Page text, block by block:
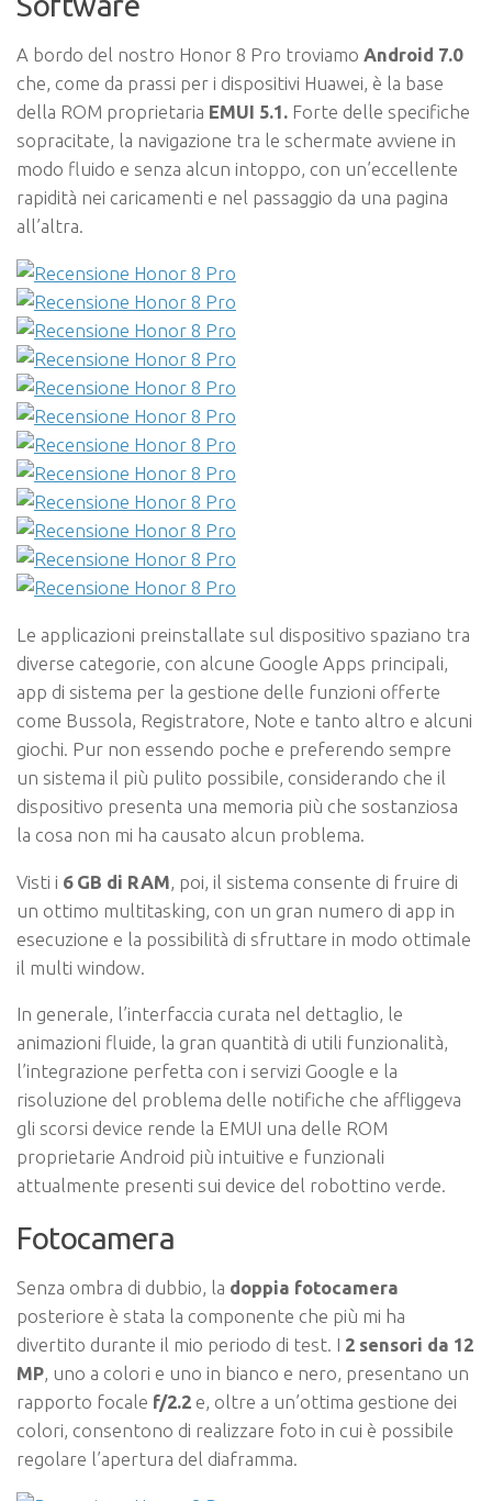
A bordo del nostro Honor 8 Pro troviamo Android 7.0
che, come da prassi per i dispositivi Huawei, è la base
della ROM proprietaria EMUI 5.1. Forte delle specifiche
sopracitate, la navigazione tra le schermate avviene in
modo fluido e senza alcun intoppo, con un’eccellente
rapidità nei caricamenti e nel passaggio da una pagina
all’altra.
Le applicazioni preinstallate sul dispositivo spaziano tra
diverse categorie, con alcune Google Apps principali,
app di sistema per la gestione delle funzioni offerte
come Bussola, Registratore, Note e tanto altro e alcuni
giochi. Pur non essendo poche e preferendo sempre
un sistema il più pulito possibile, considerando che il
dispositivo presenta una memoria più che sostanziosa
la cosa non mi ha causato alcun problema.
Visti i 6 GB di RAM , poi, il sistema consente di fruire di
un ottimo multitasking, con un gran numero di app in
esecuzione e la possibilità di sfruttare in modo ottimale
il multi window.
In generale, l’interfaccia curata nel dettaglio, le
animazioni fluide, la gran quantità di utili funzionalità,
l’integrazione perfetta con i servizi Google e la
risoluzione del problema delle notifiche che affliggeva
gli scorsi device rende la EMUI una delle ROM
proprietarie Android più intuitive e funzionali
attualmente presenti sui device del robottino verde.
Fotocamera
Senza ombra di dubbio, la doppia fotocamera
posteriore è stata la componente che più mi ha
divertito durante il mio periodo di test. I 2 sensori da 12
MP, uno a colori e uno in bianco e nero, presentano un
rapporto focale f/2.2 e, oltre a un’ottima gestione dei
colori, consentono di realizzare foto in cui è possibile
regolare l’apertura del diaframma.